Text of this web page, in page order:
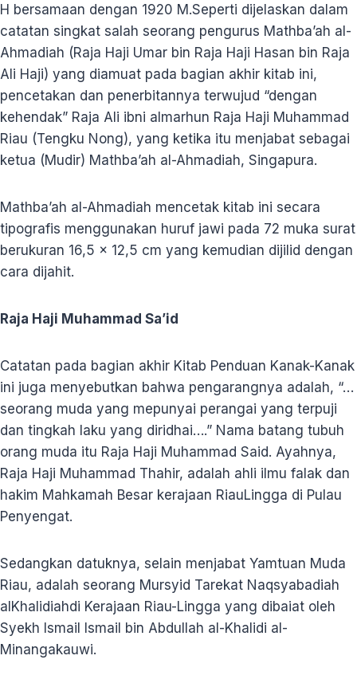
H bersamaan dengan 1920 M.Seperti dijelaskan dalam
catatan singkat salah seorang pengurus Mathba’ah al-
Ahmadiah (Raja Haji Umar bin Raja Haji Hasan bin Raja
Ali Haji) yang diamuat pada bagian akhir kitab ini,
pencetakan dan penerbitannya terwujud “dengan
kehendak” Raja Ali ibni almarhun Raja Haji Muhammad
Riau (Tengku Nong), yang ketika itu menjabat sebagai
ketua (Mudir) Mathba’ah al-Ahmadiah, Singapura.
Mathba’ah al-Ahmadiah mencetak kitab ini secara
tipografis menggunakan huruf jawi pada 72 muka surat
berukuran 16,5 x 12,5 cm yang kemudian dijilid dengan
cara dijahit.
Raja Haji Muhammad Sa’id
Catatan pada bagian akhir Kitab Penduan Kanak-Kanak
ini juga menyebutkan bahwa pengarangnya adalah, “…
seorang muda yang mepunyai perangai yang terpuji
dan tingkah laku yang diridhai….” Nama batang tubuh
orang muda itu Raja Haji Muhammad Said. Ayahnya,
Raja Haji Muhammad Thahir, adalah ahli ilmu falak dan
hakim Mahkamah Besar kerajaan RiauLingga di Pulau
Penyengat.
Sedangkan datuknya, selain menjabat Yamtuan Muda
Riau, adalah seorang Mursyid Tarekat Naqsyabadiah
alKhalidiahdi Kerajaan Riau-Lingga yang dibaiat oleh
Syekh Ismail Ismail bin Abdullah al-Khalidi al-
Minangakauwi.